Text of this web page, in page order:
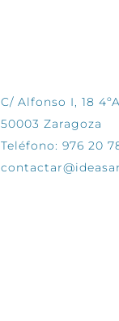
C/ Alfonso I, 18 4ºA
50003 Zaragoza
Teléfono: 976 20